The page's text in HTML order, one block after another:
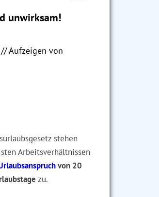
unwirksam!
Aufzeigen von
stehen
Arbeitsverhältnissen
von 20
zu.